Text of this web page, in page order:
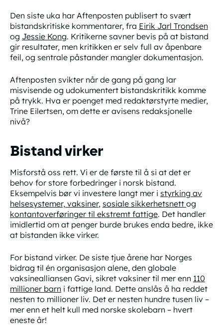
Den siste uka har Aftenposten publisert to svært
bistandskritiske kommentarer, fra Eirik Jarl Trondsen
og Jessie Kong. Kritikerne savner bevis på at bistand
gir resultater, men kritikken er selv full av åpenbare
feil, og sentrale påstander mangler dokumentasjon.
Aftenposten svikter når de gang på gang lar
misvisende og udokumentert bistandskritikk komme
på trykk. Hva er poenget med redaktørstyrte medier,
Trine Eilertsen, om dette er avisens redaksjonelle
nivå?
Bistand virker
Misforstå oss rett. Vi er de første til å si at det er
behov for store forbedringer i norsk bistand.
Eksempelvis bør vi investere langt mer i styrking av
helsesystemer, vaksiner, sosiale sikkerhetsnett og
kontantoverføringer til ekstremt fattige. Det handler
imidlertid om at penger burde brukes enda bedre, ikke
at bistanden ikke virker.
For bistand virker. De siste tjue årene har Norges
bidrag til én organisasjon alene, den globale
vaksinealliansen Gavi, sikret vaksiner til mer enn 110
millioner barn i fattige land. Dette anslås å ha reddet
nesten to millioner liv. Det er nesten hundre tusen liv –
mer enn et helt kull med norske skolebarn – hvert
eneste år!